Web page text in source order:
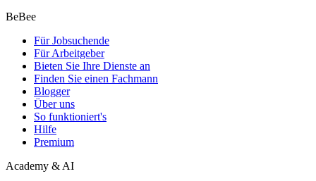
BeBee
Für Jobsuchende
Für Arbeitgeber
Bieten Sie Ihre Dienste an
Finden Sie einen Fachmann
Blogger
Über uns
So funktioniert's
Hilfe
Premium
Academy & AI